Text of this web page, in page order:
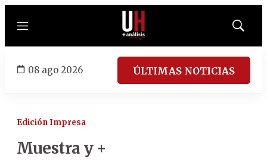
Menú
Mostrar
08 ago 2026 ÚLTIMAS NOTICIAS
Edición Impresa
Muestra y +